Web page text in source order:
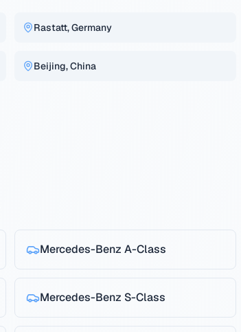
Rastatt, Germany
Beijing, China
Mercedes-Benz A-Class
Mercedes-Benz S-Class